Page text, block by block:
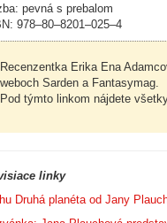
pevná s prebalom
978–80–8201–025–4
Recenzentka Erika Ena
weboch Sarden a Fantasymag.
Pod týmto linkom nájdete
linky
Druhá planéta od Jany